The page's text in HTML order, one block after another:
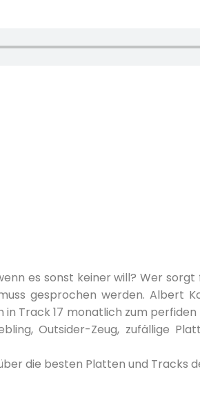
es sonst keiner will? Wer
gesprochen werden. Albert
Track 17 monatlich zum
Outsider-Zeug, zufällige
die besten Platten und Tracks